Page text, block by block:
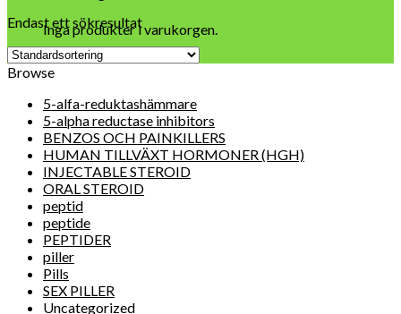
Inga produkter i varukorgen.
Endast ett sökresultat
Browse
5-alfa-reduktashämmare
5-alpha reductase inhibitors
BENZOS OCH PAINKILLERS
HUMAN TILLVÄXT HORMONER (HGH)
INJECTABLE STEROID
ORAL STEROID
peptid
peptide
PEPTIDER
piller
Pills
SEX PILLER
Uncategorized